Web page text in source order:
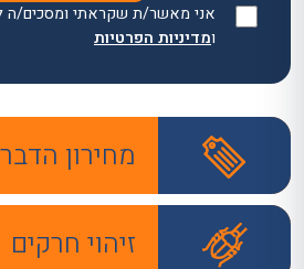
אני מאשר/ת שקראתי ומסכים/ה
ומדיניות הפרטיות
מחירון
זיהוי חרקים